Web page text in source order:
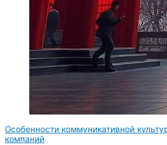
Особенности коммуникативной
компаний